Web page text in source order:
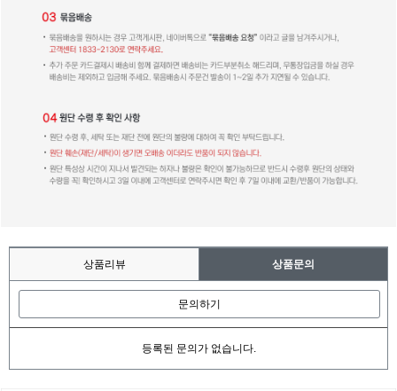
상품리뷰 상품문의
문의하기
등록된 문의가 없습니다.